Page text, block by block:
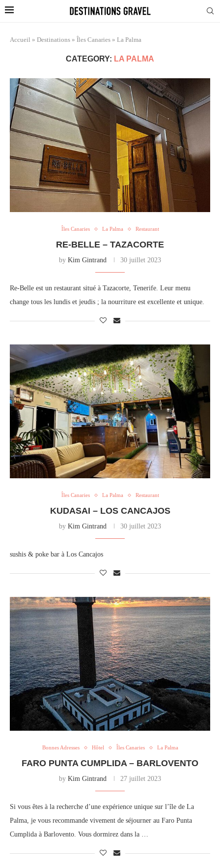
Accueil » Destinations » Îles Canaries » La Palma
CATEGORY: LA PALMA
Îles Canaries La Palma Restaurant
RE-BELLE – TAZACORTE
by Kim Gintrand 30 juillet 2023
Re-Belle est un restaurant situé à Tazacorte, Tenerife. Leur menu
change tous les lundis et jeudis ; la nourriture est excellente et unique.
Îles Canaries La Palma Restaurant
KUDASAI – LOS CANCAJOS
by Kim Gintrand 30 juillet 2023
sushis & poke bar à Los Cancajos
Bonnes Adresses Hôtel Îles Canaries La Palma
FARO PUNTA CUMPLIDA – BARLOVENTO
by Kim Gintrand 27 juillet 2023
Si vous êtes à la recherche d’une expérience unique sur l’île de La
Palma, je vous recommande vivement de séjourner au Faro Punta
Cumplida à Barlovento. Vous dormirez dans la …